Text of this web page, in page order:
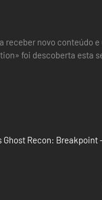
Pilote drones e
receber novo conteúdo
foi descoberta esta